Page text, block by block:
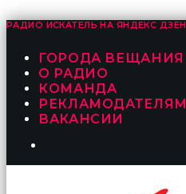
РАДИО ИСКАТЕЛЬ НА ЯНДЕКС ДЗЕН
ГОРОДА ВЕЩАНИЯ
О РАДИО
КОМАНДА
РЕКЛАМОДАТЕЛЯМ
ВАКАНСИИ